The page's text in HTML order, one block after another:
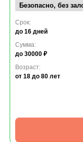
Безопасно, без
Срок:
до 16 дней
Сумма:
до 30000 ₽
Возраст:
от 18 до 80 лет